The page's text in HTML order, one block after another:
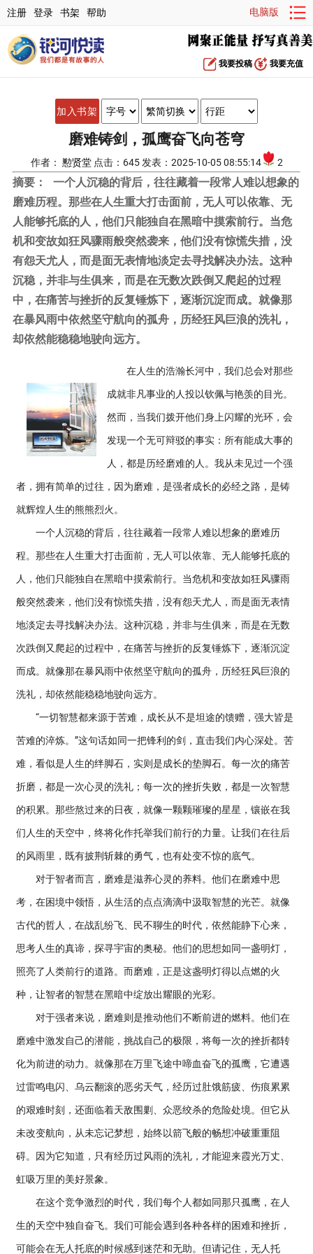
注册 登录 书架 帮助 电脑版
我要投稿 我要充值
加入书架
磨难铸剑，孤鹰奋飞向苍穹
作者： 懃贤堂 点击：645 发表：2025-10-05 08:55:14 2
摘要：
一个人沉稳的背后，往往藏着一段常人难以想象的
磨难历程。那些在人生重大打击面前，无人可以依靠、无
人能够托底的人，他们只能独自在黑暗中摸索前行。当危
机和变故如狂风骤雨般突然袭来，他们没有惊慌失措，没
有怨天尤人，而是面无表情地淡定去寻找解决办法。这种
沉稳，并非与生俱来，而是在无数次跌倒又爬起的过程
中，在痛苦与挫折的反复锤炼下，逐渐沉淀而成。就像那
在暴风雨中依然坚守航向的孤舟，历经狂风巨浪的洗礼，
却依然能稳稳地驶向远方。
在人生的浩瀚长河中，我们总会对那些
成就非凡事业的人投以钦佩与艳羡的目光。
然而，当我们拨开他们身上闪耀的光环，会
发现一个无可辩驳的事实：所有能成大事的
人，都是历经磨难的人。我从未见过一个强
者，拥有简单的过往，因为磨难，是强者成长的必经之路，是铸
就辉煌人生的熊熊烈火。
一个人沉稳的背后，往往藏着一段常人难以想象的磨难历
程。那些在人生重大打击面前，无人可以依靠、无人能够托底的
人，他们只能独自在黑暗中摸索前行。当危机和变故如狂风骤雨
般突然袭来，他们没有惊慌失措，没有怨天尤人，而是面无表情
地淡定去寻找解决办法。这种沉稳，并非与生俱来，而是在无数
次跌倒又爬起的过程中，在痛苦与挫折的反复锤炼下，逐渐沉淀
而成。就像那在暴风雨中依然坚守航向的孤舟，历经狂风巨浪的
洗礼，却依然能稳稳地驶向远方。
“一切智慧都来源于苦难，成长从不是坦途的馈赠，强大皆是
苦难的淬炼。”这句话如同一把锋利的剑，直击我们内心深处。苦
难，看似是人生的绊脚石，实则是成长的垫脚石。每一次的痛苦
折磨，都是一次心灵的洗礼；每一次的挫折失败，都是一次智慧
的积累。那些熬过来的日夜，就像一颗颗璀璨的星星，镶嵌在我
们人生的天空中，终将化作托举我们前行的力量。让我们在往后
的风雨里，既有披荆斩棘的勇气，也有处变不惊的底气。
对于智者而言，磨难是滋养心灵的养料。他们在磨难中思
考，在困境中领悟，从生活的点点滴滴中汲取智慧的光芒。就像
古代的哲人，在战乱纷飞、民不聊生的时代，依然能静下心来，
思考人生的真谛，探寻宇宙的奥秘。他们的思想如同一盏明灯，
照亮了人类前行的道路。而磨难，正是这盏明灯得以点燃的火
种，让智者的智慧在黑暗中绽放出耀眼的光彩。
对于强者来说，磨难则是推动他们不断前进的燃料。他们在
磨难中激发自己的潜能，挑战自己的极限，将每一次的挫折都转
化为前进的动力。就像那在万里飞途中啼血奋飞的孤鹰，它遭遇
过雷鸣电闪、乌云翻滚的恶劣天气，经历过肚饿筋疲、伤痕累累
的艰难时刻，还面临着天敌围剿、众恶绞杀的危险处境。但它从
未改变航向，从未忘记梦想，始终以箭飞般的畅想冲破重重阻
碍。因为它知道，只有经历过风雨的洗礼，才能迎来霞光万丈、
虹吸万里的美好景象。
在这个竞争激烈的时代，我们每个人都如同那只孤鹰，在人
生的天空中独自奋飞。我们可能会遇到各种各样的困难和挫折，
可能会在无人托底的时候感到迷茫和无助。但请记住，无人托